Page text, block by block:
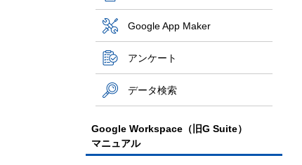
Google App Maker
アンケート
データ検索
Google Workspace（旧G Suite）
マニュアル